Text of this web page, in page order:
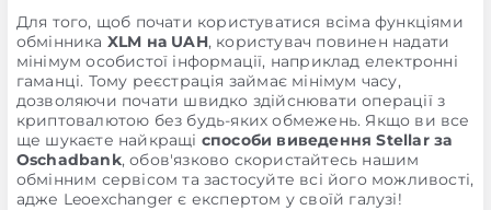
Для того, щоб почати користуватися всіма функціями
обмінника XLM на UAH, користувач повинен надати
мінімум особистої інформації, наприклад електронні
гаманці. Тому реєстрація займає мінімум часу,
дозволяючи почати швидко здійснювати операції з
криптовалютою без будь-яких обмежень. Якщо ви все
ще шукаєте найкращі способи виведення Stellar за
Oschadbank, обов'язково скористайтесь нашим
обмінним сервісом та застосуйте всі його можливості,
адже Leoexchanger є експертом у своїй галузі!